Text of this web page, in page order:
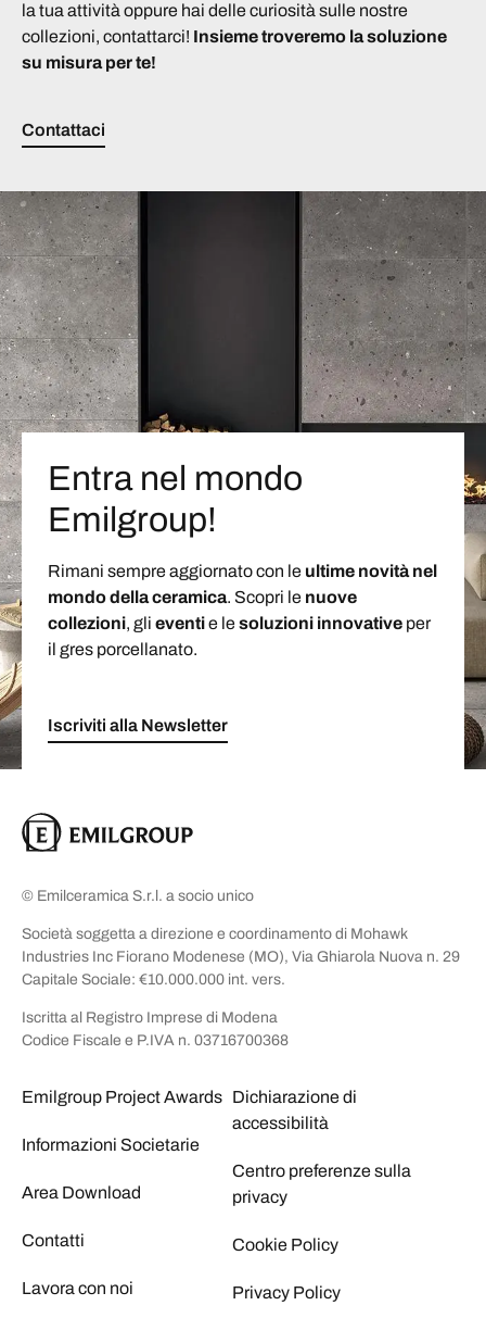
la tua attività oppure hai delle curiosità sulle nostre
collezioni, contattarci! Insieme troveremo la soluzione
su misura per te!
Contattaci
Entra nel mondo
Emilgroup!
Rimani sempre aggiornato con le ultime novità nel
mondo della ceramica. Scopri le nuove
collezioni, gli eventie lesoluzioni innovative per
il gres porcellanato.
Iscriviti alla Newsletter
© Emilceramica S.r.l. a socio unico
Società soggetta a direzione e coordinamento di Mohawk
Industries Inc Fiorano Modenese (MO), Via Ghiarola Nuova n. 29
Capitale Sociale: €10.000.000 int. vers.
Iscritta al Registro Imprese di Modena
Codice Fiscale e P.IVA n. 03716700368
Emilgroup Project Awards
Informazioni Societarie
Area Download
Contatti
Lavora con noi
Dichiarazione di
accessibilità
Centro preferenze sulla
privacy
Cookie Policy
Privacy Policy